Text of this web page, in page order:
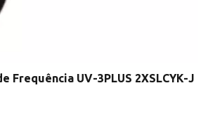
Frequência UV-3PLUS 2XSLCYK-J